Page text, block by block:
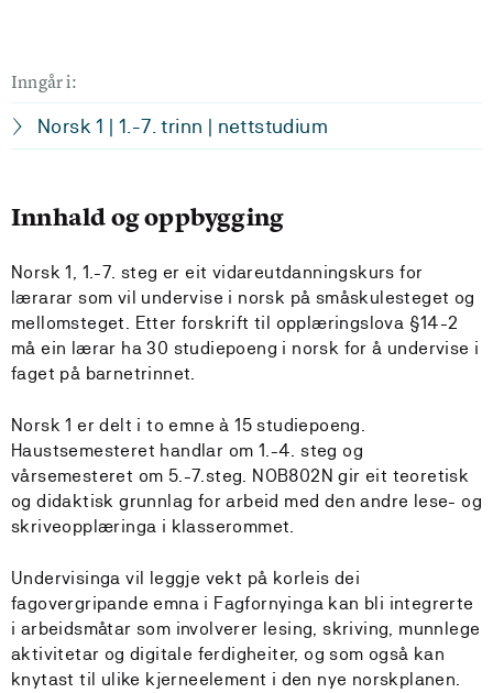
Inngår i:
Norsk 1 | 1.-7. trinn | nettstudium
Innhald og oppbygging
Norsk 1, 1.-7. steg er eit vidareutdanningskurs for
lærarar som vil undervise i norsk på småskulesteget og
mellomsteget. Etter forskrift til opplæringslova §14-2
må ein lærar ha 30 studiepoeng i norsk for å undervise i
faget på barnetrinnet.
Norsk 1 er delt i to emne à 15 studiepoeng.
Haustsemesteret handlar om 1.-4. steg og
vårsemesteret om 5.-7.steg. NOB802N gir eit teoretisk
og didaktisk grunnlag for arbeid med den andre lese- og
skriveopplæringa i klasserommet.
Undervisinga vil leggje vekt på korleis dei
fagovergripande emna i Fagfornyinga kan bli integrerte
i arbeidsmåtar som involverer lesing, skriving, munnlege
aktivitetar og digitale ferdigheiter, og som også kan
knytast til ulike kjerneelement i den nye norskplanen.